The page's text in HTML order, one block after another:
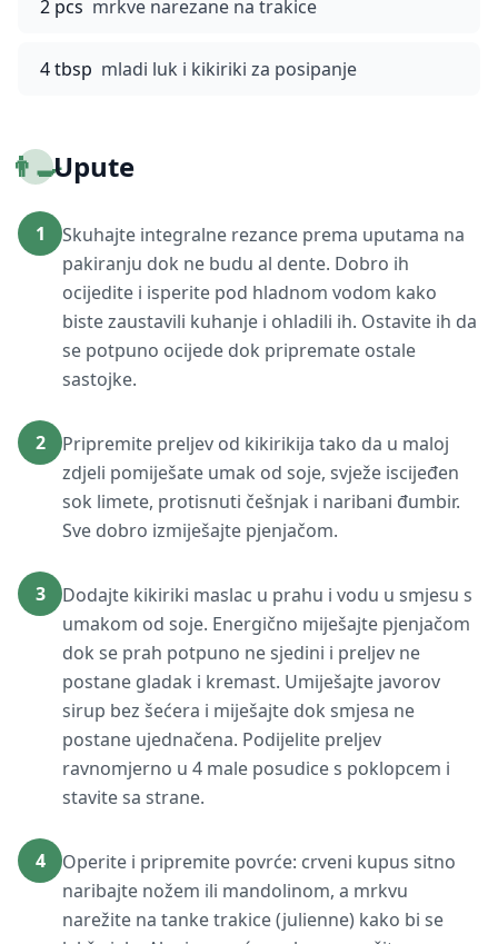
2 pcs mrkve narezane na trakice
4 tbsp mladi luk i kikiriki za posipanje
👨‍🍳Upute
1
Skuhajte integralne rezance prema uputama na
pakiranju dok ne budu al dente. Dobro ih
ocijedite i isperite pod hladnom vodom kako
biste zaustavili kuhanje i ohladili ih. Ostavite ih da
se potpuno ocijede dok pripremate ostale
sastojke.
2
Pripremite preljev od kikirikija tako da u maloj
zdjeli pomiješate umak od soje, svježe iscijeđen
sok limete, protisnuti češnjak i naribani đumbir.
Sve dobro izmiješajte pjenjačom.
3
Dodajte kikiriki maslac u prahu i vodu u smjesu s
umakom od soje. Energično miješajte pjenjačom
dok se prah potpuno ne sjedini i preljev ne
postane gladak i kremast. Umiješajte javorov
sirup bez šećera i miješajte dok smjesa ne
postane ujednačena. Podijelite preljev
ravnomjerno u 4 male posudice s poklopcem i
stavite sa strane.
4
Operite i pripremite povrće: crveni kupus sitno
naribajte nožem ili mandolinom, a mrkvu
narežite na tanke trakice (julienne) kako bi se